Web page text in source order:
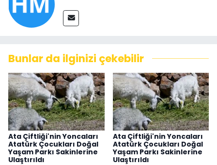
Bunlar da ilginizi çekebilir
Ata Çiftliği'nin Yoncaları
Atatürk Çocukları Doğal
Yaşam Parkı Sakinlerine
Ulaştırıldı
Ata Çiftliği'nin Yoncaları
Atatürk Çocukları Doğal
Yaşam Parkı Sakinlerine
Ulaştırıldı